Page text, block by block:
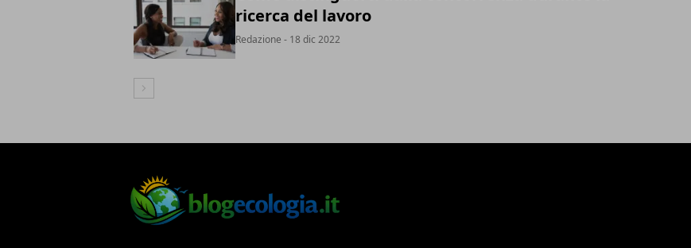
ricerca del lavoro
Redazione - 18 dic 2022
Articolo Successivo